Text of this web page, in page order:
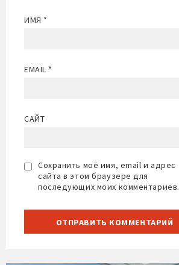
ИМЯ *
EMAIL *
САЙТ
Сохранить моё имя, email и адрес
сайта в этом браузере для
последующих моих комментариев.